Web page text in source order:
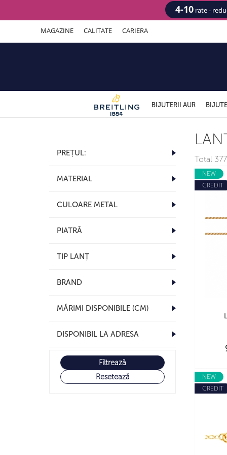
4-10rate -
MAGAZINE CALITATE CARIERA
BIJUTERII AUR
PREȚUL:
MATERIAL
CULOARE METAL
PIATRĂ
TIP LANȚ
BRAND
MĂRIMI DISPONIBILE
DISPONIBIL LA ADRESA
Filtrează
Resetează
Total
NEW
CREDIT
NEW
CREDIT